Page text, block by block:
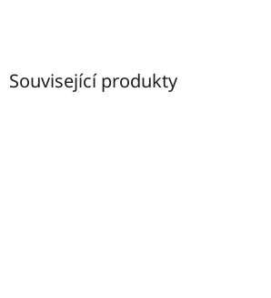
Související produkty